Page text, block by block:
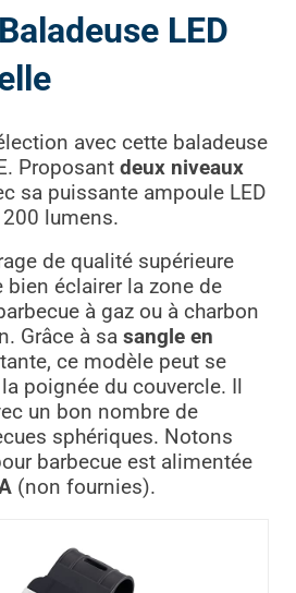
LED
avec cette baladeuse
Proposant deux niveaux
sa puissante ampoule LED
200 lumens.
de qualité supérieure
bien éclairer la zone de
à gaz ou à charbon
Grâce à sa sangle en
ce modèle peut se
poignée du couvercle. Il
un bon nombre de
sphériques. Notons
barbecue est alimentée
(non fournies).